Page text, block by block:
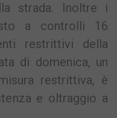
strada. Inoltre i
a controlli 16
restrittivi della
di domenica, un
restrittiva, è
e oltraggio a